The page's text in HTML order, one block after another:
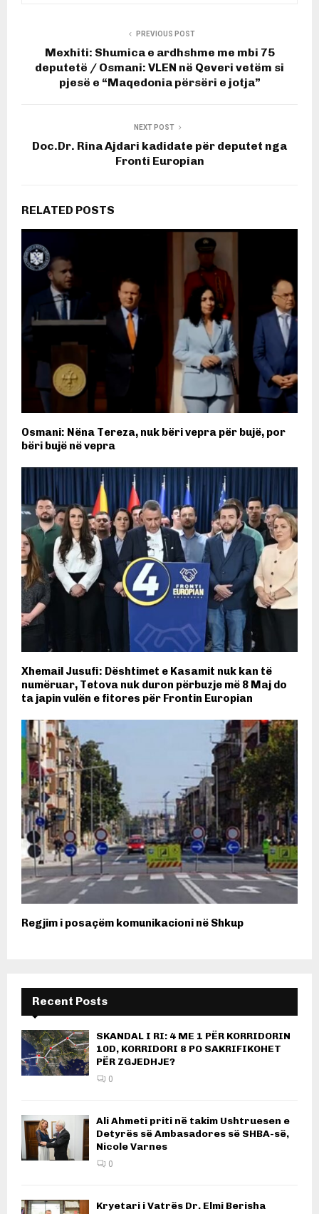
PREVIOUS POST
Mexhiti: Shumica e ardhshme me mbi 75
deputetë / Osmani: VLEN në Qeveri vetëm si
pjesë e “Maqedonia përsëri e jotja”
NEXT POST
Doc.Dr. Rina Ajdari kadidate për deputet nga
Fronti Europian
RELATED POSTS
Osmani: Nëna Tereza, nuk bëri vepra për bujë, por
bëri bujë në vepra
Xhemail Jusufi: Dështimet e Kasamit nuk kan të
numëruar, Tetova nuk duron përbuzje më 8 Maj do
ta japin vulën e fitores për Frontin Europian
Regjim i posaçëm komunikacioni në Shkup
Recent Posts
SKANDAL I RI: 4 ME 1 PËR KORRIDORIN
10D, KORRIDORI 8 PO SAKRIFIKOHET
PËR ZGJEDHJE?
0
Ali Ahmeti priti në takim Ushtruesen e
Detyrës së Ambasadores së SHBA-së,
Nicole Varnes
0
Kryetari i Vatrës Dr. Elmi Berisha